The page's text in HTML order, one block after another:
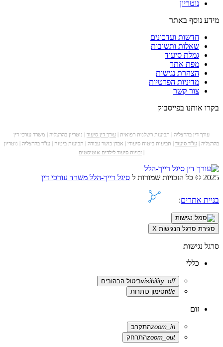
נוטריון
מידע נוסף באתר
חדשות ועדכונים
שאלות ותשובות
גמלת סיעוד
מפת אתר
הצהרת נגישות
מדיניות הפרטיות
צור קשר
בקרו אותנו בפייסבוק
עורך דין בהרצליה | תביעות רשלנות רפואית | עורך דין סיעוד | נוטריון בהרצליה | משרד עורכי דין
בהרצליה | עו"ד סיעוד | תביעות ביטוח סיעודי | אבדן כושר עבודה | תביעות ביטוח | עו"ד בהרצליה | נוטריון
זכויות סיעוד לילדים אוטיסטים
2025 © כל הזכויות שמורות ל סיגל רייך-הלל משרד עורכי דין
בניית אתרים:
סגירת סרגל הנגישות X
סרגל נגישות
כללי
visibility_offביטול הבהובים
titleסימון כותרות
זום
zoom_inהתקרב
zoom_outהתרחק